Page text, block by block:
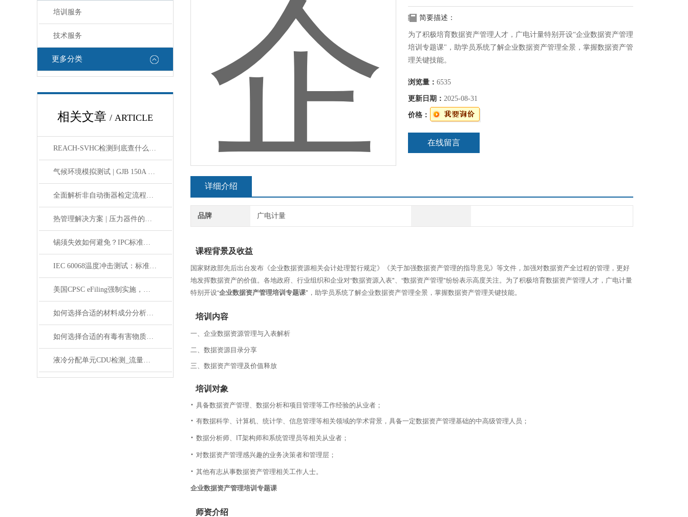
培训服务
技术服务
更多分类
相关文章 / ARTICLE
REACH-SVHC检测到底查什么？一张清单带你读懂高关注物质
气候环境模拟测试 | GJB 150A 温湿度环境试验标准解析
全面解析非自动衡器检定流程：确保精确测量的关键步骤
热管理解决方案 | 压力器件的必检项——压力脉冲试验
锡须失效如何避免？IPC标准下的检查方法
IEC 60068温度冲击测试：标准解读与应用实践
美国CPSC eFiling强制实施，你的产品证书准备好了吗
如何选择合适的材料成分分析测试机构？
如何选择合适的有毒有害物质检测机构？
液冷分配单元CDU检测_流量调节精度_压力稳定性
简要描述：
为了积极培育数据资产管理人才，广电计量特别开设“企业数据资产管理
培训专题课"，助学员系统了解企业数据资产管理全景，掌握数据资产管
理关键技能。
浏览量： 6535
更新日期： 2025-08-31
价格：
在线留言
详细介绍
品牌 广电计量
课程背景及收益
国家财政部先后出台发布《企业数据资源相关会计处理暂行规定》《关于加强数据资产管理的指导意见》等文件，加强对数据资产全过程的管理，更好
地发挥数据资产的价值。各地政府、行业组织和企业对“数据资源入表"、“数据资产管理"纷纷表示高度关注。为了积极培育数据资产管理人才，广电计量
特别开设“企业数据资产管理培训专题课"，助学员系统了解企业数据资产管理全景，掌握数据资产管理关键技能。
培训内容
一、企业数据资源管理与入表解析
二、数据资源目录分享
三、数据资产管理及价值释放
培训对象
· 具备数据资产管理、数据分析和项目管理等工作经验的从业者；
· 有数据科学、计算机、统计学、信息管理等相关领域的学术背景，具备一定数据资产管理基础的中高级管理人员；
· 数据分析师、IT架构师和系统管理员等相关从业者；
· 对数据资产管理感兴趣的业务决策者和管理层；
· 其他有志从事数据资产管理相关工作人士。
企业数据资产管理培训专题课
师资介绍